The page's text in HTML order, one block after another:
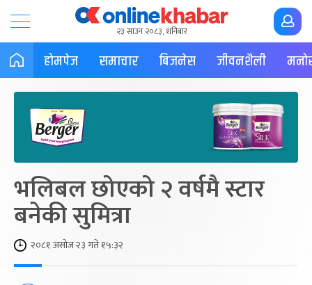
२३ साउन २०८३, शनिबार
होमपेज समाचार बिजनेस जीवनशैली
भलिबल छोएको २ वर्षमै स्टार
बनेकी सुमित्रा
२०८१ असोज २३ गते १५:३२